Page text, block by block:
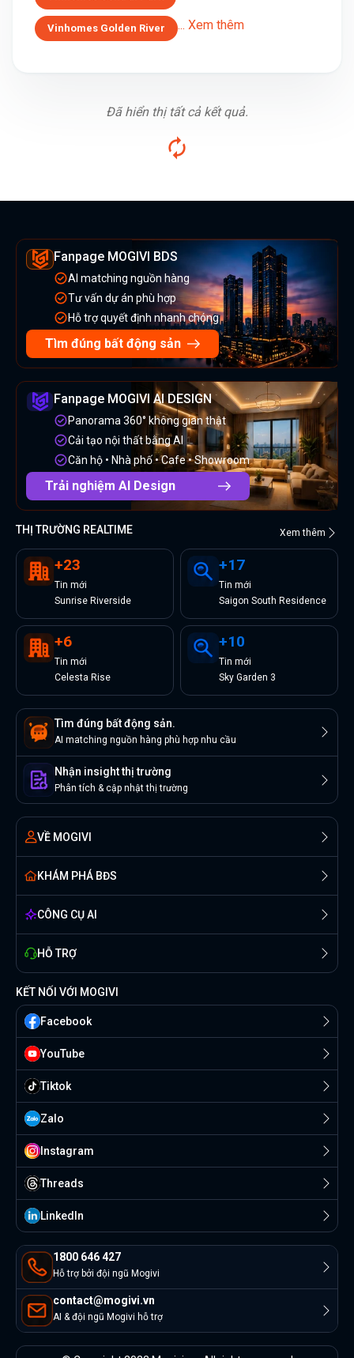
Vinhomes Golden River ... Xem thêm
Đã hiển thị tất cả kết quả.
Fanpage MOGIVI BDS
AI matching nguồn hàng
Tư vấn dự án phù hợp
Hỗ trợ quyết định nhanh chóng
Tìm đúng bất động sản
Fanpage MOGIVI AI DESIGN
Panorama 360° không gian thật
Cải tạo nội thất bằng AI
Căn hộ • Nhà phố • Cafe • Showroom
Trải nghiệm AI Design
THỊ TRƯỜNG REALTIME Xem thêm
+23
Tin mới
Sunrise Riverside
+17
Tin mới
Saigon South Residence
+6
Tin mới
Celesta Rise
+10
Tin mới
Sky Garden 3
Tìm đúng bất động sản.
AI matching nguồn hàng phù hợp nhu cầu
Nhận insight thị trường
Phân tích & cập nhật thị trường
VỀ MOGIVI
KHÁM PHÁ BĐS
CÔNG CỤ AI
HỖ TRỢ
1800 646 427
Hỗ trợ bởi đội ngũ Mogivi
contact@mogivi.vn
AI & đội ngũ Mogivi hỗ trợ
KẾT NỐI VỚI MOGIVI
Facebook
YouTube
Tiktok
Zalo
Instagram
Threads
Linkedln